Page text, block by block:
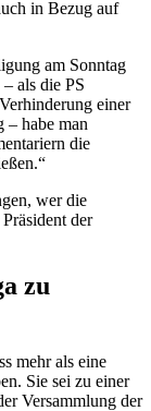
in Bezug auf
am Sonntag
als die PS
einer
– habe man
die
wer die
der
zu
mehr als eine
Sie sei zu einer
Versammlung der